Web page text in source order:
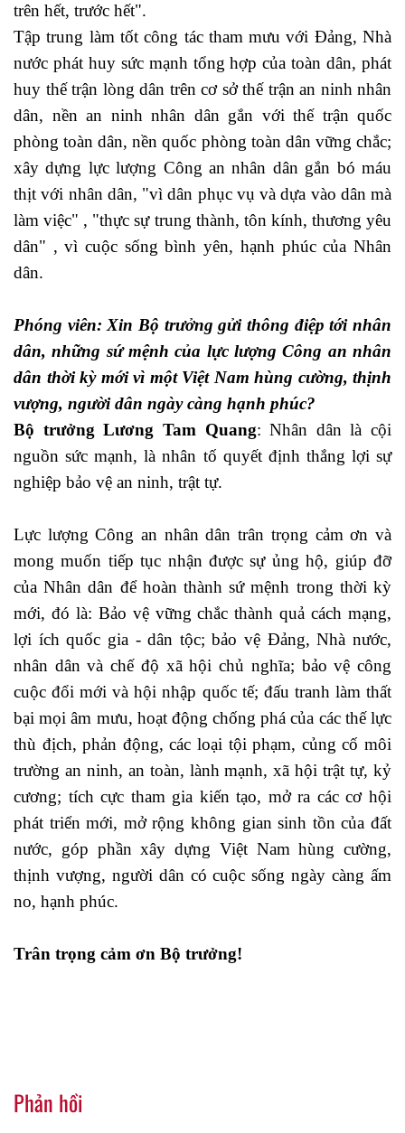
trên hết, trước hết".
Tập trung làm tốt công tác tham mưu với Đảng, Nhà
nước phát huy sức mạnh tổng hợp của toàn dân, phát
huy thế trận lòng dân trên cơ sở thế trận an ninh nhân
dân, nền an ninh nhân dân gắn với thế trận quốc
phòng toàn dân, nền quốc phòng toàn dân vững chắc;
xây dựng lực lượng Công an nhân dân gắn bó máu
thịt với nhân dân, "vì dân phục vụ và dựa vào dân mà
làm việc" , "thực sự trung thành, tôn kính, thương yêu
dân" , vì cuộc sống bình yên, hạnh phúc của Nhân
dân.
Phóng viên: Xin Bộ trưởng gửi thông điệp tới nhân
dân, những sứ mệnh của lực lượng Công an nhân
dân thời kỳ mới vì một Việt Nam hùng cường, thịnh
vượng, người dân ngày càng hạnh phúc?
Bộ trưởng Lương Tam Quang: Nhân dân là cội
nguồn sức mạnh, là nhân tố quyết định thắng lợi sự
nghiệp bảo vệ an ninh, trật tự.
Lực lượng Công an nhân dân trân trọng cảm ơn và
mong muốn tiếp tục nhận được sự ủng hộ, giúp đỡ
của Nhân dân để hoàn thành sứ mệnh trong thời kỳ
mới, đó là: Bảo vệ vững chắc thành quả cách mạng,
lợi ích quốc gia - dân tộc; bảo vệ Đảng, Nhà nước,
nhân dân và chế độ xã hội chủ nghĩa; bảo vệ công
cuộc đổi mới và hội nhập quốc tế; đấu tranh làm thất
bại mọi âm mưu, hoạt động chống phá của các thế lực
thù địch, phản động, các loại tội phạm, củng cố môi
trường an ninh, an toàn, lành mạnh, xã hội trật tự, kỷ
cương; tích cực tham gia kiến tạo, mở ra các cơ hội
phát triển mới, mở rộng không gian sinh tồn của đất
nước, góp phần xây dựng Việt Nam hùng cường,
thịnh vượng, người dân có cuộc sống ngày càng ấm
no, hạnh phúc.
Trân trọng cảm ơn Bộ trưởng!
Phản hồi